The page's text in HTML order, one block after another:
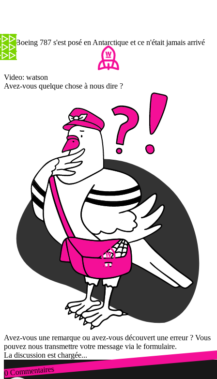
Un Boeing 787 s'est posé en Antarctique et ce n'était jamais arrivé
Video: watson
Avez-vous quelque chose à nous dire ?
Avez-vous une remarque ou avez-vous découvert une erreur ? Vous
pouvez nous transmettre votre message via le formulaire.
La discussion est chargée...
0 Commentaires
Connexion